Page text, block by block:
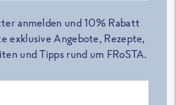
anmelden und 10% Rabatt
exklusive Angebote, Rezepte,
und Tipps rund um FRoSTA.